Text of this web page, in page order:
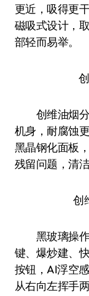
更近，吸得更
磁吸式设计，
部轻而易举。
创
创维油烟分
机身，耐腐蚀
黑晶钢化面板
残留问题，清洁
创维
黑玻璃操作
键、爆炒建、
按钮，AI浮空
从右向左挥手